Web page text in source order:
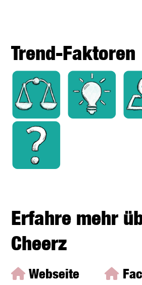
Trend-Faktoren
Erfahre mehr
Cheerz
Webseite